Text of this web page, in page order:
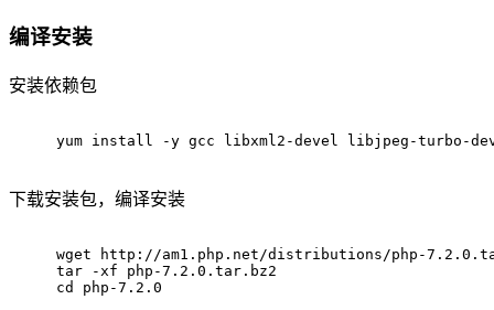
编译安装
安装依赖包
yum install -y gcc libxml2-devel libjpeg-turbo-
下载安装包，编译安装
wget http://am1.php.net/distributions/php-
tar -xf php-7.2.0.tar.bz2
cd php-7.2.0